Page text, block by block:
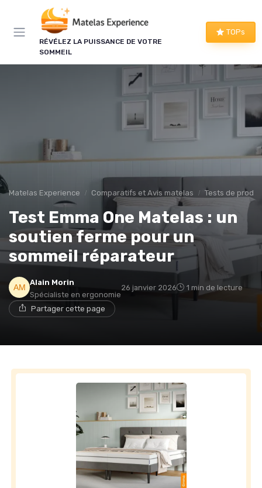
RÉVÉLEZ LA PUISSANCE DE VOTRE
SOMMEIL
TOPs
Matelas Experience Comparatifs et Avis matelas Tests de
Test Emma One Matelas : un
soutien ferme pour un
sommeil réparateur
Alain Morin
Spécialiste en ergonomie
26 janvier 2026 1 min de lecture
Partager cette page
×
LE CLUB MATELAS EXPERIENCE
Mieux dormir, ça commence
ici !
que nous avons vérifiés, nos tests en avant-
Bons plans vérifiés
Tests en avant-première
Conseils pratiques Nouveautés filtrées
→ Je rejoins le club
Non merci, peut-être plus tard
Panneau de gestion des cookies